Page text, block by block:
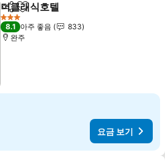
공유 즐겨찾기에 추가
더클래식호텔
3 성급
8.1 아주 좋음
833
완주
요금 보기